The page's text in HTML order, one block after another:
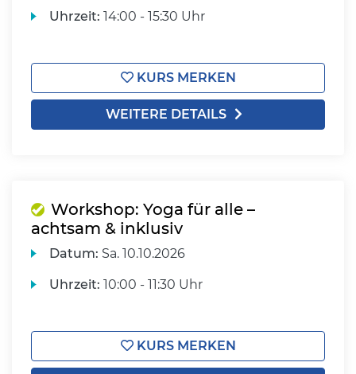
Uhrzeit: 14:00 - 15:30 Uhr
KURS MERKEN
WEITERE DETAILS
Workshop: Yoga für alle –
achtsam & inklusiv
Datum: Sa. 10.10.2026
Uhrzeit: 10:00 - 11:30 Uhr
KURS MERKEN